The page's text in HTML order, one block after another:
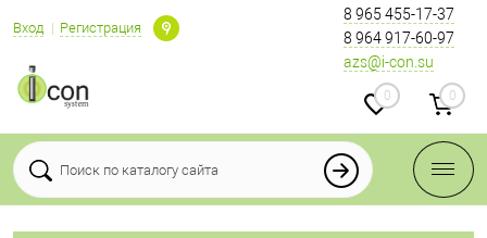
Вход Регистрация
8 965 455-17-37
8 964 917-60-97
azs@i-con.su
0 0